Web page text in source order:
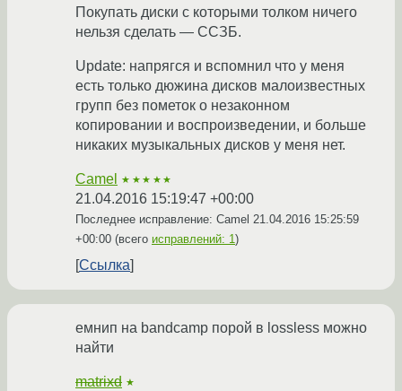
Покупать диски с которыми толком ничего
нельзя сделать — ССЗБ.
Update: напрягся и вспомнил что у меня
есть только дюжина дисков малоизвестных
групп без пометок о незаконном
копировании и воспроизведении, и больше
никаких музыкальных дисков у меня нет.
Camel ★★★★★
21.04.2016 15:19:47 +00:00
Последнее исправление: Camel 21.04.2016 15:25:59
+00:00 (всего исправлений: 1)
Ссылка
емнип на bandcamp порой в lossless можно
найти
matrixd ★